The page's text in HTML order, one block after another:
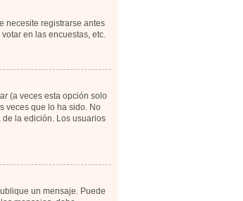
necesite registrarse antes
en las encuestas, etc.
(a veces esta opción solo
veces que lo ha sido. No
la edición. Los usuarios
un mensaje. Puede